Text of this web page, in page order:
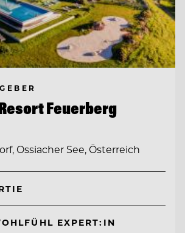
Feuerberg
Ossiacher See, Österreich
EXPERT:IN